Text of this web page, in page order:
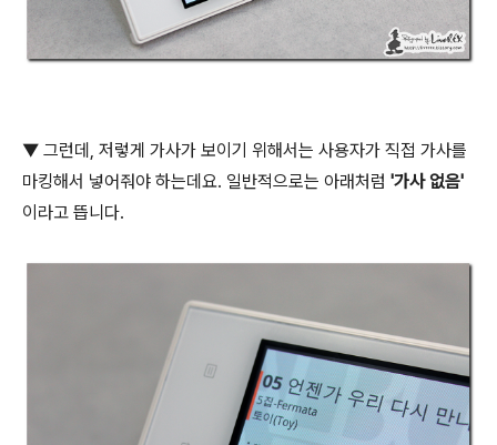
▼ 그런데, 저렇게 가사가 보이기 위해서는 사용자가 직접 가사를
마킹해서 넣어줘야 하는데요. 일반적으로는 아래처럼 '가사 없음'
이라고 뜹니다.